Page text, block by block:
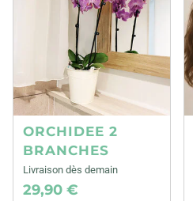
ORCHIDEE 2
BRANCHES
Livraison dès demain
29,90 €